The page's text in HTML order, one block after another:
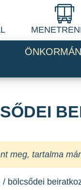
meg, tartalma
bölcsődei